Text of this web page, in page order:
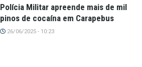
Polícia Militar apreende mais de mil
pinos de cocaína em Carapebus
26/06/2025 - 10:23